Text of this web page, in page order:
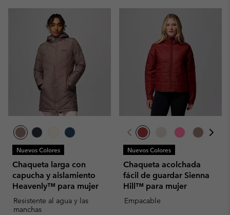
Nuevos Colores
Chaqueta larga con
capucha y aislamiento
Heavenly™ para mujer
Resistente al agua y las
manchas
Nuevos Colores
Chaqueta acolchada
fácil de guardar Sienna
Hill™ para mujer
Empacable